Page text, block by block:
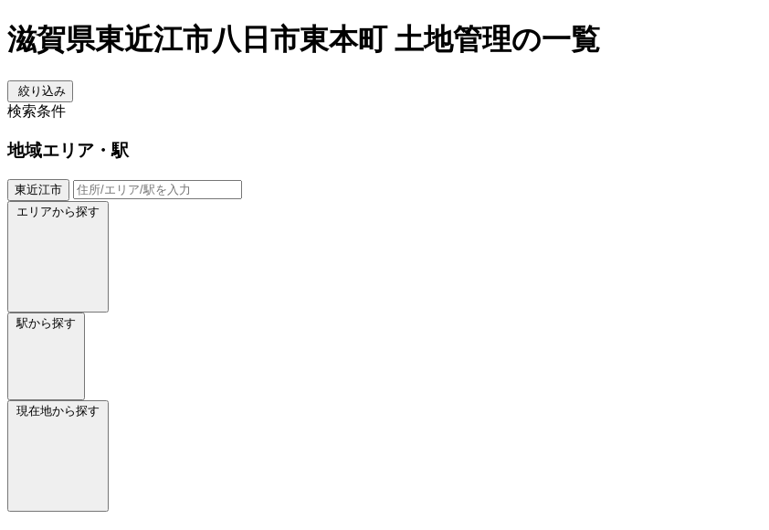
滋賀県東近江市八日市東本町 土地管理の一覧
絞り込み
検索条件
地域エリア・駅
東近江市
エリアから探す
駅から探す
現在地から探す